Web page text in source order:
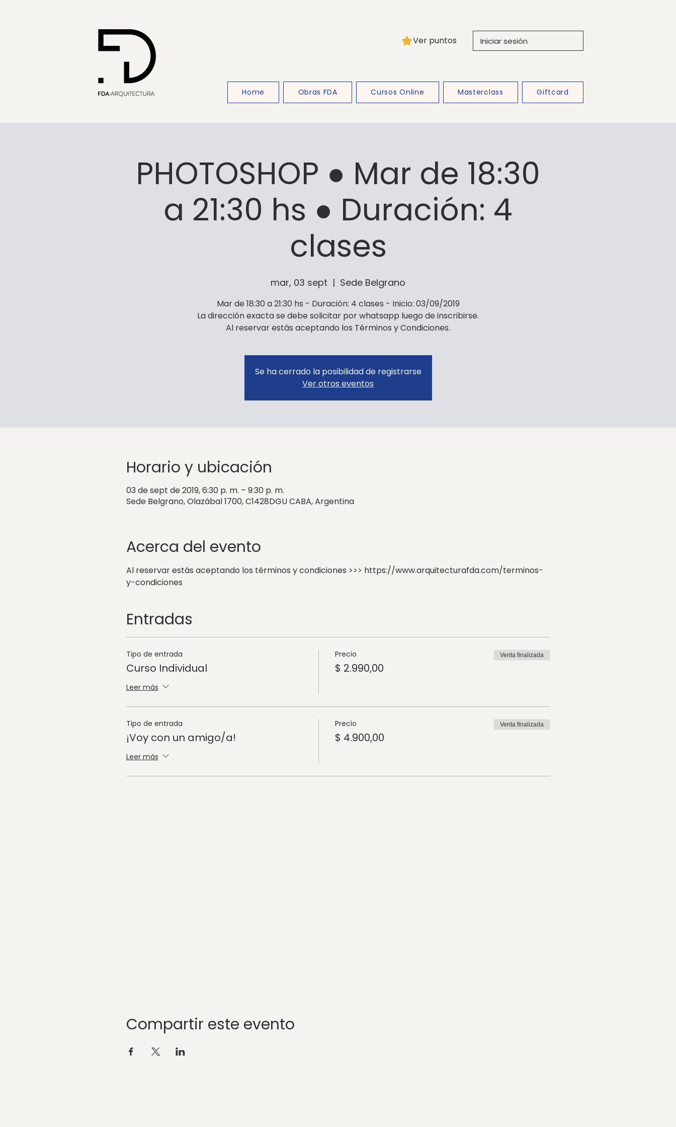
Ver puntos Iniciar sesión
Home Obras FDA Cursos Online Masterclass Giftcard
PHOTOSHOP ● Mar de 18:30
a 21:30 hs ● Duración: 4
clases
mar, 03 sept
  |
Sede Belgrano
Mar de 18:30 a 21:30 hs - Duración: 4 clases - Inicio: 03/09/2019
La dirección exacta se debe solicitar por whatsapp luego de inscribirse.
Al reservar estás aceptando los Términos y Condiciones.
Se ha cerrado la posibilidad de registrarse
Ver otros eventos
Horario y ubicación
03 de sept de 2019, 6:30 p. m. – 9:30 p. m.
Sede Belgrano, Olazábal 1700, C1428DGU CABA, Argentina
Acerca del evento
Al reservar estás aceptando los términos y condiciones >>> https://www.arquitecturafda.com/terminos-
y-condiciones
Entradas
Tipo de entrada
Curso Individual
Leer más
Precio
$ 2.990,00
Venta finalizada
Tipo de entrada
¡Voy con un amigo/a!
Leer más
Precio
$ 4.900,00
Venta finalizada
Compartir este evento